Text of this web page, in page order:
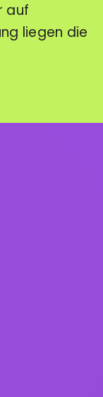
auf
liegen die